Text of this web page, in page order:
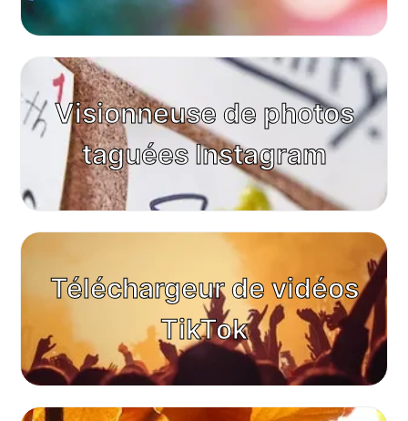
Visionneuse de photos
taguées Instagram
Téléchargeur de vidéos
TikTok